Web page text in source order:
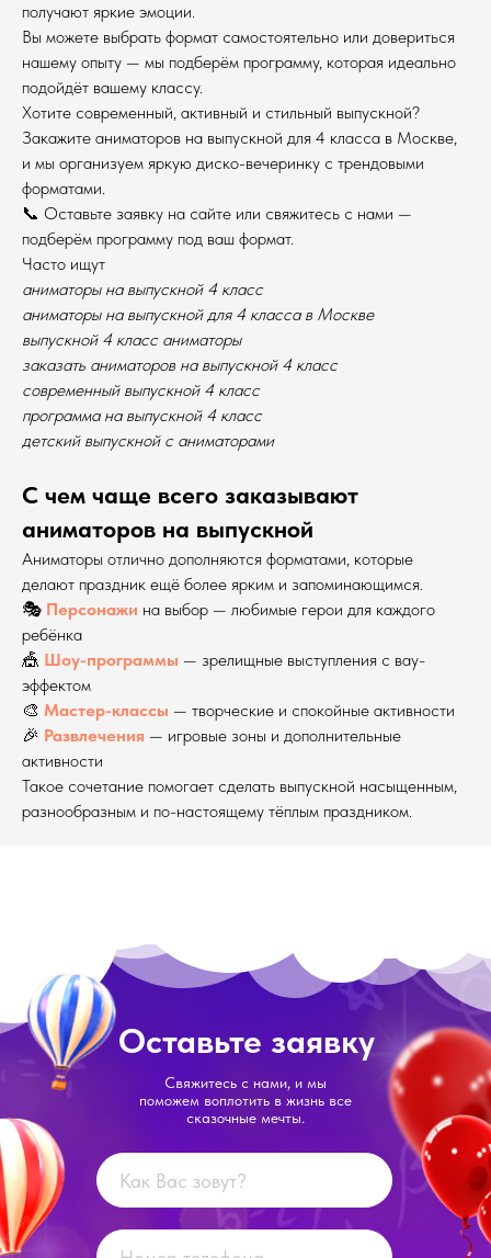
получают яркие эмоции.
Вы можете выбрать формат самостоятельно или довериться
нашему опыту — мы подберём программу, которая идеально
подойдёт вашему классу.
Хотите современный, активный и стильный выпускной?
Закажите аниматоров на выпускной для 4 класса в Москве,
и мы организуем яркую диско-вечеринку с трендовыми
форматами.
📞 Оставьте заявку на сайте или свяжитесь с нами —
подберём программу под ваш формат.
Часто ищут
аниматоры на выпускной 4 класс
аниматоры на выпускной для 4 класса в Москве
выпускной 4 класс аниматоры
заказать аниматоров на выпускной 4 класс
современный выпускной 4 класс
программа на выпускной 4 класс
детский выпускной с аниматорами
С чем чаще всего заказывают
аниматоров на выпускной
Аниматоры отлично дополняются форматами, которые
делают праздник ещё более ярким и запоминающимся.
🎭 Персонажи на выбор — любимые герои для каждого
ребёнка
🎪 Шоу-программы — зрелищные выступления с вау-
эффектом
🎨 Мастер-классы — творческие и спокойные активности
🎉 Развлечения — игровые зоны и дополнительные
активности
Такое сочетание помогает сделать выпускной насыщенным,
разнообразным и по-настоящему тёплым праздником.
Оставьте заявку
Свяжитесь с нами, и мы
поможем воплотить в жизнь все
сказочные мечты.